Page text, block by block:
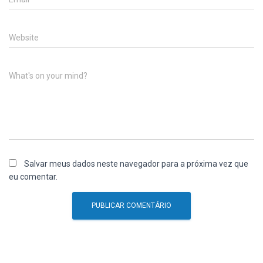
Website
What's on your mind?
Salvar meus dados neste navegador para a próxima vez que
eu comentar.